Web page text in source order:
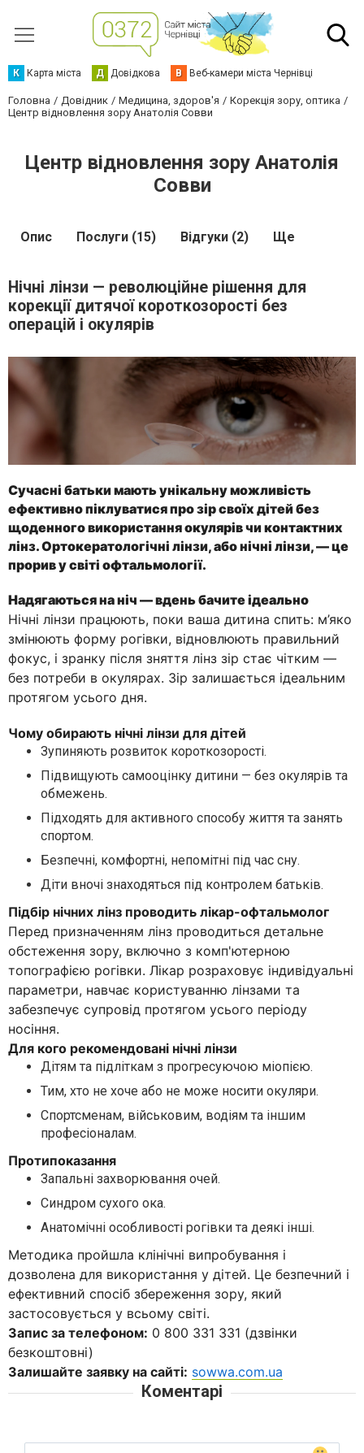
К Карта міста Д Довідкова В Веб-камери міста Чернівці
Головна Довідник Медицина, здоров'я
Корекція зору, оптика
Центр відновлення зору Анатолія Совви
Центр відновлення зору Анатолія
Совви
Опис Послуги (15) Відгуки (2) Ще
Нічні лінзи — революційне рішення для
корекції дитячої короткозорості без
операцій і окулярів
Сучасні батьки мають унікальну можливість
ефективно піклуватися про зір своїх дітей без
щоденного використання окулярів чи контактних
лінз.Ортокератологічні лінзи, або нічні лінзи, — це
прорив у світі офтальмології.
Надягаються на ніч — вдень бачите ідеально
Нічні лінзи працюють, поки ваша дитина спить: м’яко
змінюють форму рогівки, відновлюють правильний
фокус, і зранку після зняття лінз зір стає чітким —
без потреби в окулярах. Зір залишається ідеальним
протягом усього дня.
Чому обирають нічні лінзи для дітей
Зупиняють розвиток короткозорості.
Підвищують самооцінку дитини — без окулярів та
обмежень.
Підходять для активного способу життя та занять
спортом.
Безпечні, комфортні, непомітні під час сну.
Діти вночі знаходяться під контролем батьків.
Підбір нічних лінз проводить лікар-офтальмолог
Перед призначенням лінз проводиться детальне
обстеження зору, включно з комп'ютерною
топографією рогівки. Лікар розраховує індивідуальні
параметри, навчає користуванню лінзами та
забезпечує супровід протягом усього періоду
носіння.
Для кого рекомендовані нічні лінзи
Дітям та підліткам з прогресуючою міопією.
Тим, хто не хоче або не може носити окуляри.
Спортсменам, військовим, водіям та іншим
професіоналам.
Протипоказання
Запальні захворювання очей.
Синдром сухого ока.
Анатомічні особливості рогівки та деякі інші.
Методика пройшла клінічні випробування і
дозволена для використання у дітей. Це безпечний і
ефективний спосіб збереження зору, який
застосовується у всьому світі.
Запис за телефоном: 0 800 331 331 (дзвінки
безкоштовні)
Залишайте заявку на сайті: sowwa.com.ua
Коментарі